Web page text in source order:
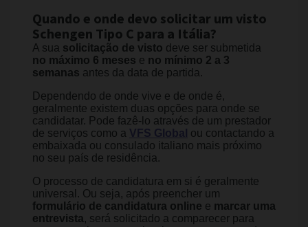
Quando e onde devo solicitar um visto
Schengen Tipo C para a Itália?
A sua solicitação de visto deve ser submetida
no máximo 6 meses e no mínimo 2 a 3
semanas antes da data de partida.
Dependendo de onde vive e de onde é,
geralmente existem duas opções para onde se
candidatar. Pode fazê-lo através de um prestador
de serviços como a VFS Global ou contactando a
embaixada ou consulado italiano mais próximo
no seu país de residência.
O processo de candidatura em si é geralmente
universal. Ou seja, após preencher um
formulário de candidatura online e marcar uma
entrevista, será solicitado a comparecer para